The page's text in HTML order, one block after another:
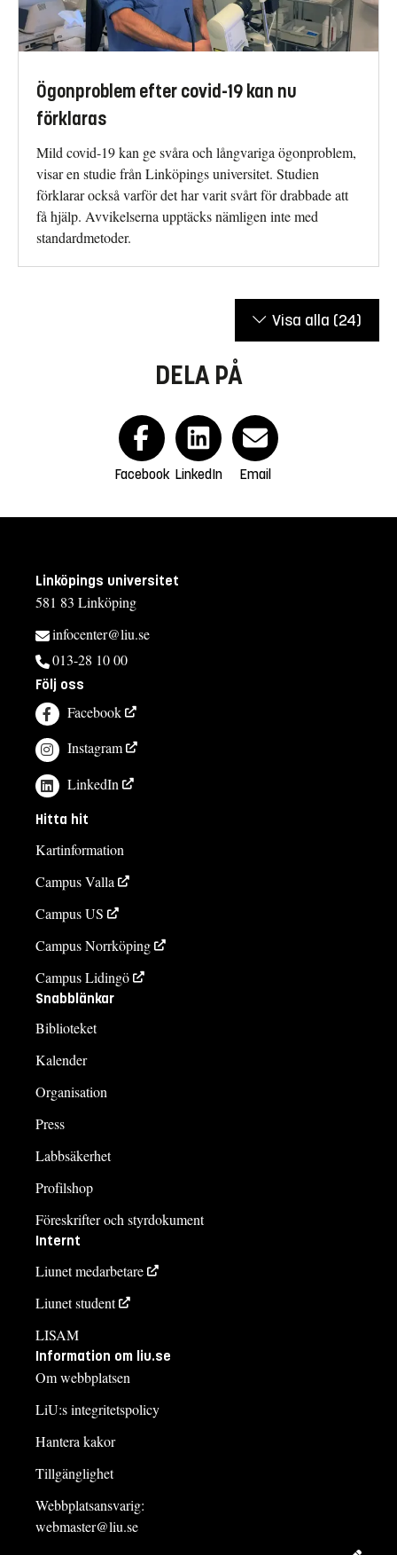
Ögonproblem efter covid-19 kan nu
förklaras
Mild covid-19 kan ge svåra och långvariga ögonproblem,
visar en studie från Linköpings universitet. Studien
förklarar också varför det har varit svårt för drabbade att
få hjälp. Avvikelserna upptäcks nämligen inte med
standardmetoder.
Visa alla (24)
DELA PÅ
Facebook LinkedIn Email
Linköpings universitet
581 83 Linköping
infocenter@liu.se
013-28 10 00
Följ oss
Facebook
Instagram
LinkedIn
Hitta hit
Kartinformation
Campus Valla
Campus US
Campus Norrköping
Campus Lidingö
Snabblänkar
Biblioteket
Kalender
Organisation
Press
Labbsäkerhet
Profilshop
Föreskrifter och styrdokument
Internt
Liunet medarbetare
Liunet student
LISAM
Information om liu.se
Om webbplatsen
LiU:s integritetspolicy
Hantera kakor
Tillgänglighet
Webbplatsansvarig:
webmaster@liu.se